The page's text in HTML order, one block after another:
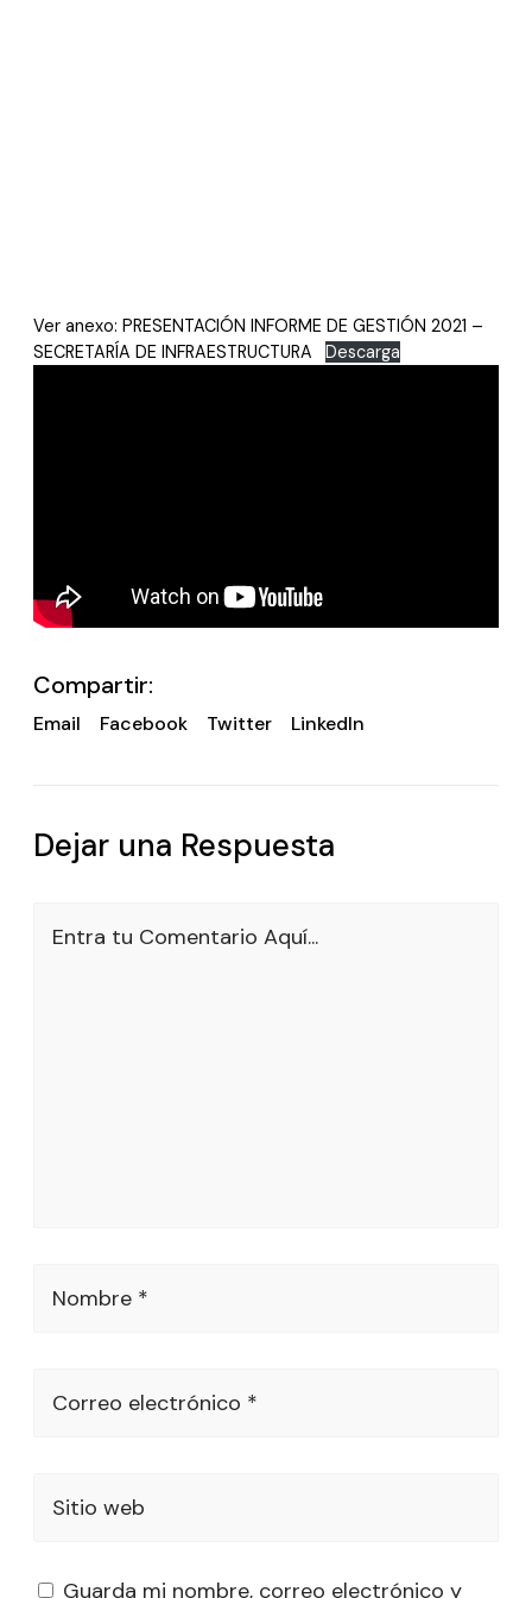
Ver anexo: PRESENTACIÓN INFORME DE GESTIÓN 2021 –
SECRETARÍA DE INFRAESTRUCTURA
Descarga
Compartir:
Email Facebook Twitter LinkedIn
Dejar una Respuesta
Entra tu Comentario Aquí...
Nombre *
Correo electrónico *
Sitio web
Guarda mi nombre, correo electrónico y